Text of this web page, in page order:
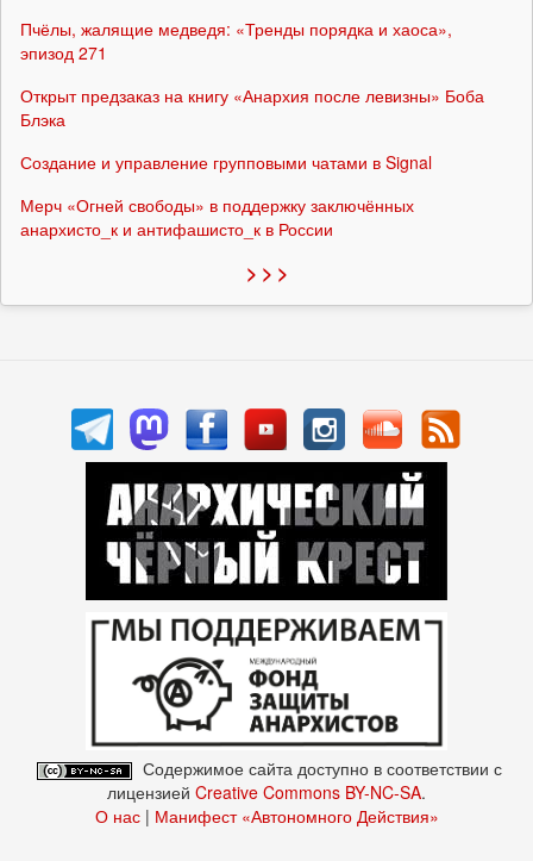
Пчёлы, жалящие медведя: «Тренды порядка и хаоса»,
эпизод 271
Открыт предзаказ на книгу «Анархия после левизны» Боба
Блэка
Создание и управление групповыми чатами в Signal
Мерч «Огней свободы» в поддержку заключённых
анархисто_к и антифашисто_к в России
> > >
Содержимое сайта доступно в соответствии с
лицензией Creative Commons BY-NC-SA.
О нас| Манифест «Автономного Действия»